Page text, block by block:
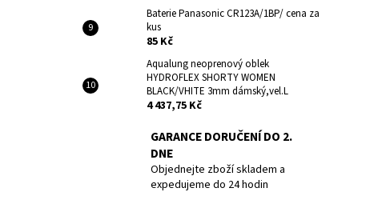
Baterie Panasonic CR123A/1BP/ cena za
kus
85 Kč
Aqualung neoprenový oblek
HYDROFLEX SHORTY WOMEN
BLACK/VHITE 3mm dámský,vel.L
4 437,75 Kč
GARANCE DORUČENÍ DO 2.
DNE
Objednejte zboží skladem a
expedujeme do 24 hodin